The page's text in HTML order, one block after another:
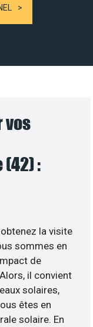
vos
:
la visite
sommes en
de
il convient
solaires,
êtes en
solaire. En